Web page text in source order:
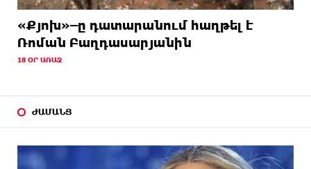
«Քյոխ»–ը դատարանում հաղթել է
Ռոման Բաղդասարյանին
18 ՕՐ ԱՌԱՋ
ԺԱՄԱՆՑ